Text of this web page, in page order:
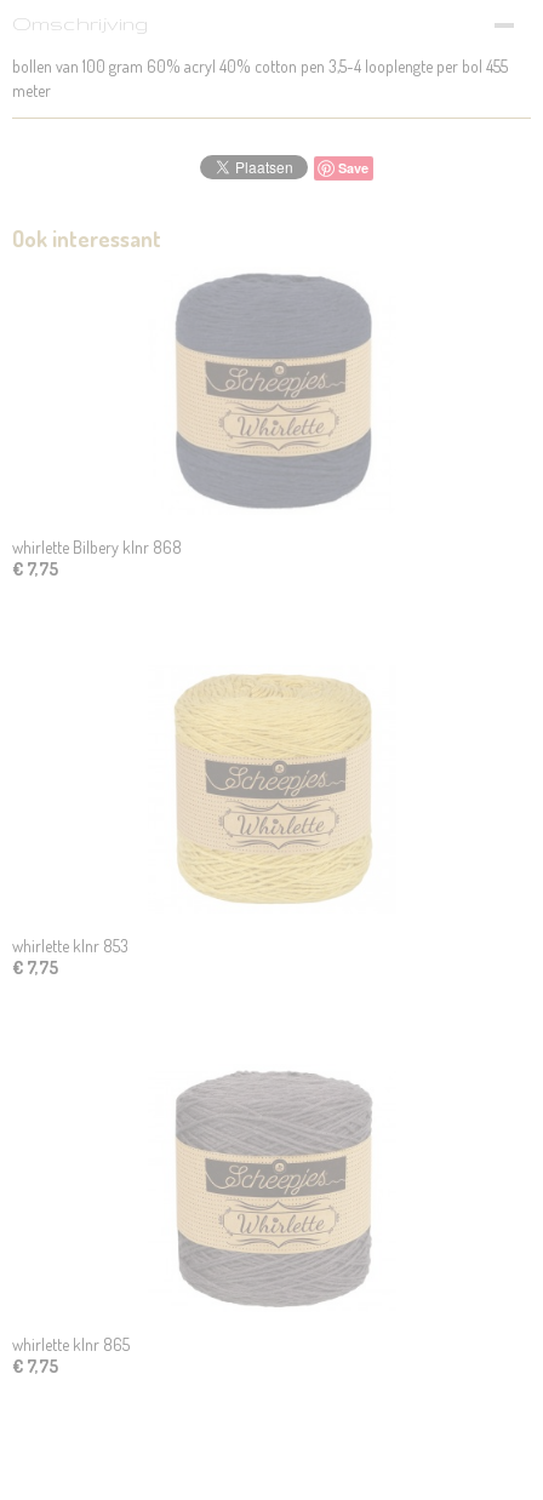
Omschrijving
bollen van 100 gram 60% acryl 40% cotton pen 3,5-4 looplengte per bol 455
meter
Save
Ook interessant
whirlette Bilbery klnr 868
€ 7,75
whirlette klnr 853
€ 7,75
whirlette klnr 865
€ 7,75